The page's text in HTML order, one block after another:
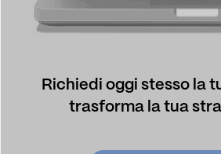
Richiedi oggi stesso la
trasforma la tua